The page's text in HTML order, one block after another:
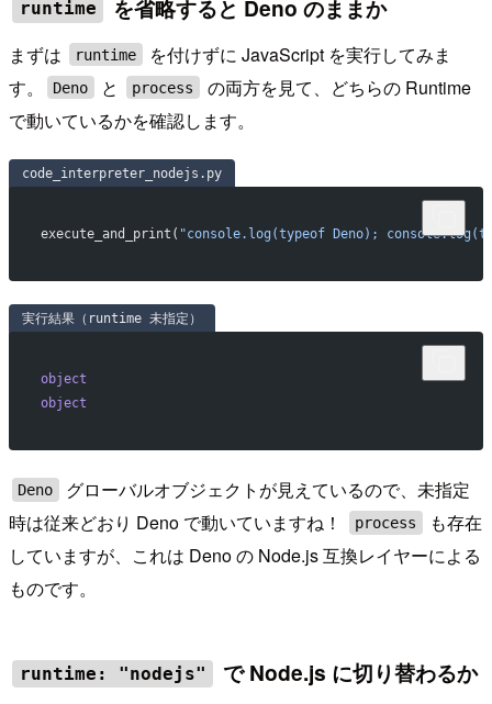
runtime を省略すると Deno のままか
まずは runtime
を付けずに JavaScript を実行してみま
す。
Deno と process
の両方を見て、どちらの Runtime
で動いているかを確認します。
code_interpreter_nodejs.py
execute_and_print( "console.log(typeof Deno);
実行結果（runtime 未指定）
object
object
Deno
グローバルオブジェクトが見えているので、未指定
時は従来どおり Deno で動いていますね！
process
も存在
していますが、これは Deno の Node.js 互換レイヤーによる
ものです。
runtime: "nodejs" で Node.js に切り替わるか